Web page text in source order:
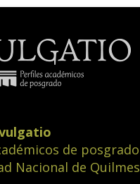
de posgrado
Nacional de Quilmes